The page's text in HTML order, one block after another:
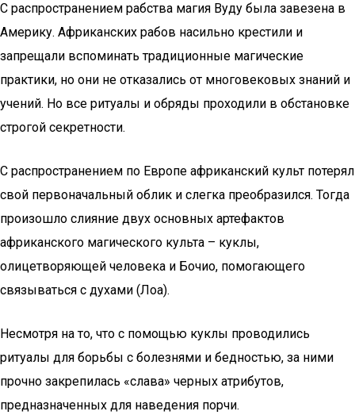
С распространением рабства магия Вуду была завезена в
Америку. Африканских рабов насильно крестили и
запрещали вспоминать традиционные магические
практики, но они не отказались от многовековых знаний и
учений. Но все ритуалы и обряды проходили в обстановке
строгой секретности.
С распространением по Европе африканский культ потерял
свой первоначальный облик и слегка преобразился. Тогда
произошло слияние двух основных артефактов
африканского магического культа – куклы,
олицетворяющей человека и Бочио, помогающего
связываться с духами (Лоа).
Несмотря на то, что с помощью куклы проводились
ритуалы для борьбы с болезнями и бедностью, за ними
прочно закрепилась «слава» черных атрибутов,
предназначенных для наведения порчи.